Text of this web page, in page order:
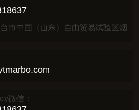
市中国（山东）自由贸易试验区烟
微信：